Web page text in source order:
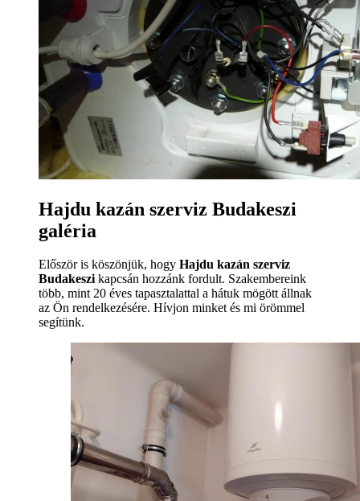
Hajdu kazán szerviz Budakeszi
galéria
Először is köszönjük, hogy Hajdu kazán szerviz
Budakeszikapcsán hozzánk fordult. Szakembereink
több, mint 20 éves tapasztalattal a hátuk mögött állnak
az Ön rendelkezésére. Hívjon minket és mi örömmel
segítünk.